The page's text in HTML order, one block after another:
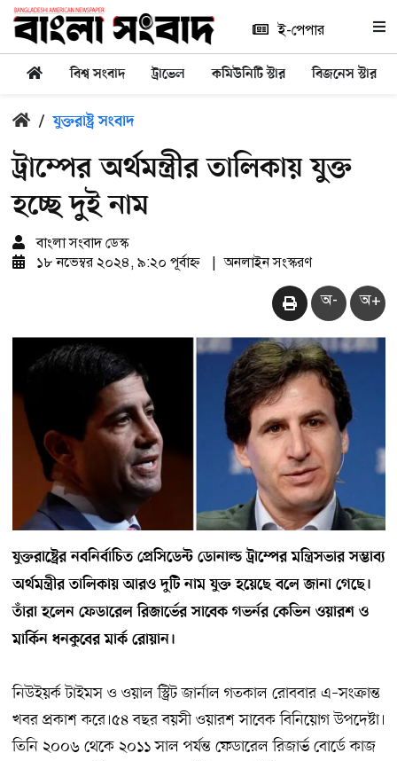
ই-পেপার
বিশ্ব সংবাদ ট্রাভেল কমিউনিটি স্টার বিজনেস স্টার
/ যুক্তরাষ্ট্র সংবাদ
ট্রাম্পের অর্থমন্ত্রীর তালিকায় যুক্ত
হচ্ছে দুই নাম
বাংলা সংবাদ ডেস্ক
১৮ নভেম্বর ২০২৪, ৯:২০ পূর্বাহ্ন
অনলাইন সংস্করণ
অ- অ+
যুক্তরাষ্ট্রের নবনির্বাচিত প্রেসিডেন্ট ডোনাল্ড ট্রাম্পের মন্ত্রিসভার সম্ভাব্য
অর্থমন্ত্রীর তালিকায় আরও দুটি নাম যুক্ত হয়েছে বলে জানা গেছে।
তাঁরা হলেন ফেডারেল রিজার্ভের সাবেক গভর্নর কেভিন ওয়ারশ ও
মার্কিন ধনকুবের মার্ক রোয়ান।
নিউইয়র্ক টাইমস ও ওয়াল স্ট্রিট জার্নাল গতকাল রোববার এ–সংক্রান্ত
খবর প্রকাশ করে।৫৪ বছর বয়সী ওয়ারশ সাবেক বিনিয়োগ উপদেষ্টা।
তিনি ২০০৬ থেকে ২০১১ সাল পর্যন্ত ফেডারেল রিজার্ভ বোর্ডে কাজ